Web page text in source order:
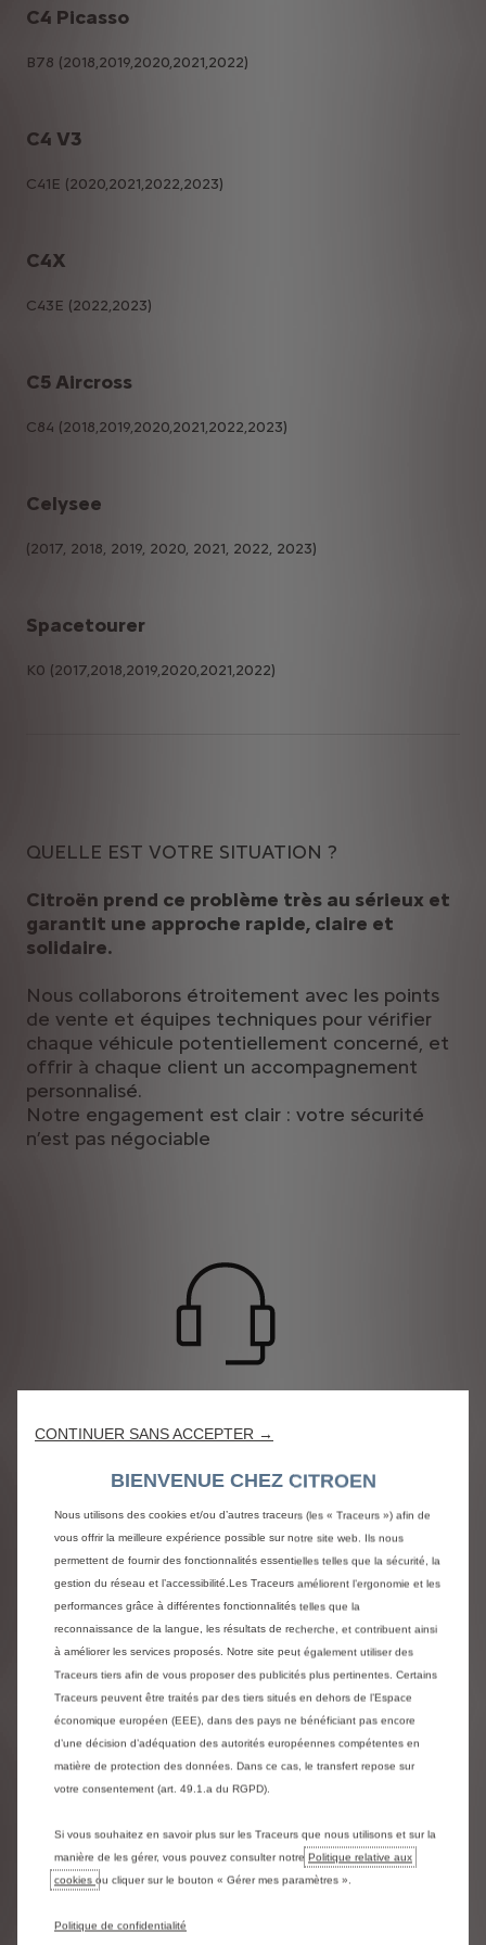
C4 Picasso
B78 (2018,2019,2020,2021,2022)
C4 V3
C41E (2020,2021,2022,2023)
C4X
C43E (2022,2023)
C5 Aircross
C84 (2018,2019,2020,2021,2022,2023)
Celysee
(2017, 2018, 2019, 2020, 2021, 2022, 2023)
Spacetourer
K0 (2017,2018,2019,2020,2021,2022)
QUELLE EST VOTRE SITUATION ?
Citroën prend ce problème très au sérieux et
garantit une approche rapide, claire et
solidaire.
Nous collaborons étroitement avec les points
de vente et équipes techniques pour vérifier
chaque véhicule potentiellement concerné, et
offrir à chaque client un accompagnement
personnalisé.
Notre engagement est clair : votre sécurité
n’est pas négociable
Vous n’étiez pas informé de ce problème et ne savez pas
comment réagir ?
Contactez dès maintenant un expert Citroën ou votre
point de vente.
Contactez-nous
CONTINUER SANS ACCEPTER →
BIENVENUE CHEZ CITROEN
Nous utilisons des cookies et/ou d’autres traceurs (les « Traceurs ») afin de
vous offrir la meilleure expérience possible sur notre site web. Ils nous
permettent de fournir des fonctionnalités essentielles telles que la sécurité, la
gestion du réseau et l’accessibilité.Les Traceurs améliorent l’ergonomie et les
performances grâce à différentes fonctionnalités telles que la
reconnaissance de la langue, les résultats de recherche, et contribuent ainsi
à améliorer les services proposés. Notre site peut également utiliser des
Traceurs tiers afin de vous proposer des publicités plus pertinentes. Certains
Traceurs peuvent être traités par des tiers situés en dehors de l’Espace
économique européen (EEE), dans des pays ne bénéficiant pas encore
d’une décision d’adéquation des autorités européennes compétentes en
matière de protection des données. Dans ce cas, le transfert repose sur
votre consentement (art. 49.1.a du RGPD).
Si vous souhaitez en savoir plus sur les Traceurs que nous utilisons et sur la
manière de les gérer, vous pouvez consulter notre Politique relative aux
cookies ou cliquer sur le bouton « Gérer mes paramètres ».
Politique de confidentialité